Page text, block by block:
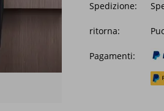
Spedizione:
ritorna:
Pagamenti: